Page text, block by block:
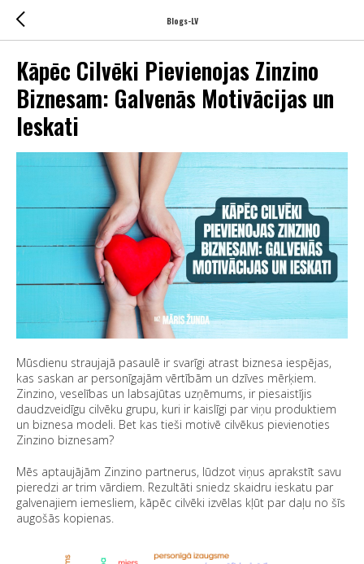
Blogs-LV
Kāpēc Cilvēki Pievienojas Zinzino
Biznesam: Galvenās Motivācijas un
Ieskati
Mūsdienu straujajā pasaulē ir svarīgi atrast biznesa iespējas,
kas saskan ar personīgajām vērtībām un dzīves mērķiem.
Zinzino, veselības un labsajūtas uzņēmums, ir piesaistījis
daudzveidīgu cilvēku grupu, kuri ir kaislīgi par viņu produktiem
un biznesa modeli. Bet kas tieši motivē cilvēkus pievienoties
Zinzino biznesam?
Mēs aptaujājām Zinzino partnerus, lūdzot viņus aprakstīt savu
pieredzi ar trim vārdiem. Rezultāti sniedz skaidru ieskatu par
galvenajiem iemesliem, kāpēc cilvēki izvēlas kļūt par daļu no šīs
augošās kopienas.